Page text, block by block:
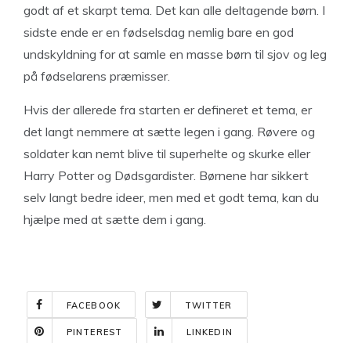
godt af et skarpt tema. Det kan alle deltagende børn. I
sidste ende er en fødselsdag nemlig bare en god
undskyldning for at samle en masse børn til sjov og leg
på fødselarens præmisser.
Hvis der allerede fra starten er defineret et tema, er
det langt nemmere at sætte legen i gang. Røvere og
soldater kan nemt blive til superhelte og skurke eller
Harry Potter og Dødsgardister. Børnene har sikkert
selv langt bedre ideer, men med et godt tema, kan du
hjælpe med at sætte dem i gang.
FACEBOOK TWITTER
PINTEREST LINKEDIN